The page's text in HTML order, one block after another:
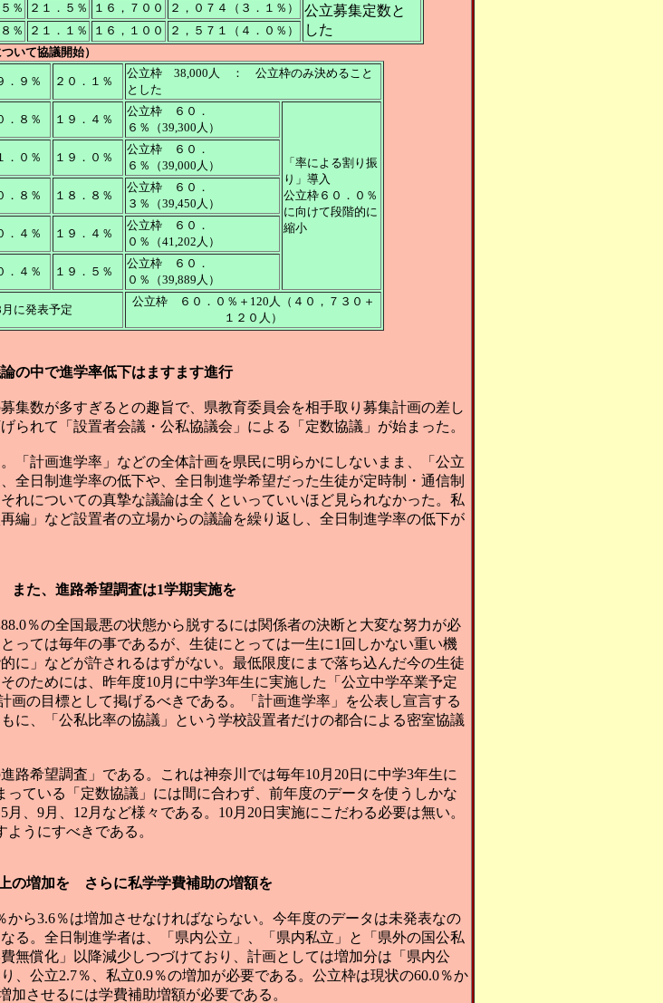
公立募集定数と
した
％ ２１．５％ １６，７００
２，０７４（３．１％）
％ ２１．１％ １６，１００
２，５７１（４．０％）
いて協議開始）
．９％ ２０．１％
公立枠 38,000人 ： 公立枠のみ決めること
とした
．８％ １９．４％
公立枠 ６０．
６％（39,300人）
「率による割り振
り」導入
公立枠６０．０％
に向けて段階的に
縮小
．０％ １９．０％
公立枠 ６０．
６％（39,000人）
．８％ １８．８％
公立枠 ６０．
３％（39,450人）
．４％ １９．４％
公立枠 ６０．
０％（41,202人）
．４％ １９．５％
公立枠 ６０．
０％（39,889人）
月に発表予定
公立枠 ６０．０％＋120人（４０，７３０＋
１２０人）
の中で進学率低下はますます進行
集数が多すぎるとの趣旨で、県教育委員会を相手取り募集計画の差し
られて「設置者会議・公私協議会」による「定数協議」が始まった。
「計画進学率」などの全体計画を県民に明らかにしないまま、「公立
全日制進学率の低下や、全日制進学希望だった生徒が定時制・通信制
れについての真摯な議論は全くといっていいほど見られなかった。私
編」など設置者の立場からの議論を繰り返し、全日制進学率の低下が
た、進路希望調査は1学期実施を
％の全国最悪の状態から脱するには関係者の決断と大変な努力が必
っては毎年の事であるが、生徒にとっては一生に1回しかない重い機
に」などが許されるはずがない。最低限度にまで落ち込んだ今の生徒
のためには、昨年度10月に中学3年生に実施した「公立中学卒業予定
画の目標として掲げるべきである。「計画進学率」を公表し宣言する
に、「公私比率の協議」という学校設置者だけの都合による密室協議
希望調査」である。これは神奈川では毎年10月20日に中学3年生に
ている「定数協議」には間に合わず、前年度のデータを使うしかな
、9月、12月など様々である。10月20日実施にこだわる必要は無い。
うにすべきである。
の増加を さらに私学学費補助の増額を
ら3.6％は増加させなければならない。今年度のデータは未発表なの
る。全日制進学者は、「県内公立」、「県内私立」と「県外の国公私
無償化」以降減少しつづけており、計画としては増加分は「県内公
、公立2.7％、私立0.9％の増加が必要である。公立枠は現状の60.0％か
加させるには学費補助増額が必要である。